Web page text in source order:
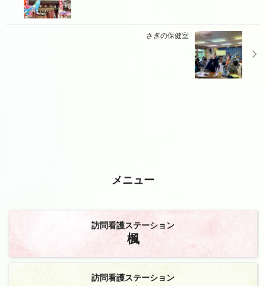
さぎの保健室
メニュー
訪問看護ステーション
楓
訪問看護ステーション